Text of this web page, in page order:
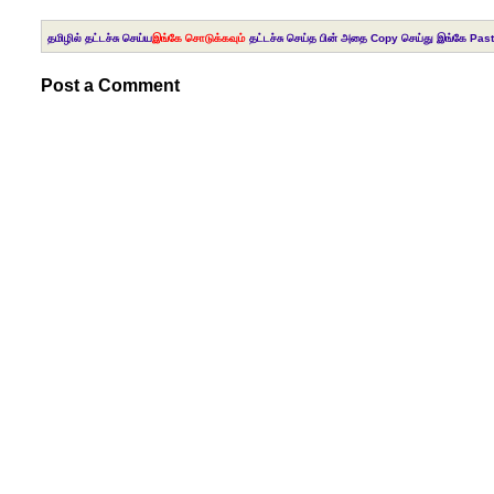
தமிழில் தட்டச்சு செய்யஇங்கே சொடுக்கவும் தட்டச்சு செய்த பின் அதை Copy செய்து இங்கே
Post a Comment